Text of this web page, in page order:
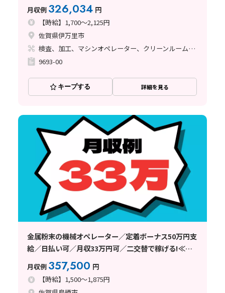
月収例 326,034 円
【時給】1,700～2,125円
佐賀県伊万里市
検査、加工、マシンオペレーター、クリーンルーム、立ち作業
9693-00
キープする 詳細を見る
金属粉末の機械オペレーター／定着ボーナス50万円支
給／日払い可／月収33万円可／二交替で稼げる!≪佐
賀県鳥栖市≫
月収例 357,500 円
【時給】1,500～1,875円